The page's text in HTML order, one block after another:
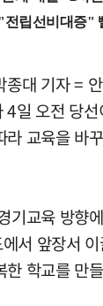
종대 기자 =
4일 오전 당
라 교육을 바
기교육 방향
서 앞장서
한 학교를 만